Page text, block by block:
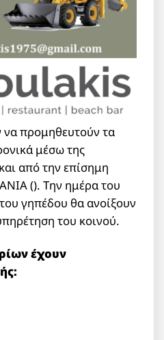
προμηθευτούν τα
μέσω της
από την επίσημη
(). Την ημέρα του
γηπέδου θα ανοίξουν
του κοινού.
έχουν